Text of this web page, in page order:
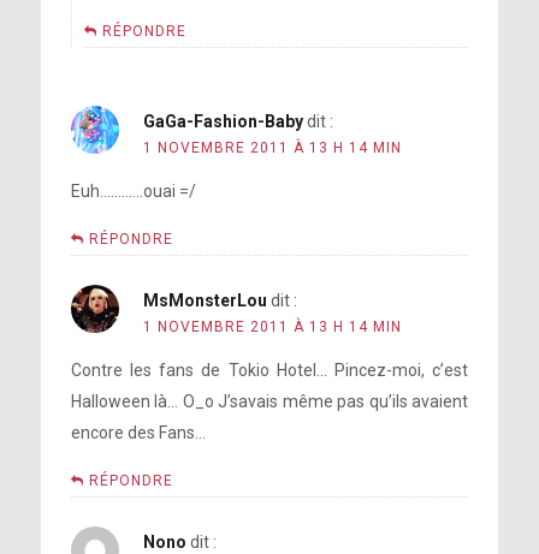
RÉPONDRE
GaGa-Fashion-Baby dit :
1 NOVEMBRE 2011 À 13 H 14 MIN
Euh…………ouai =/
RÉPONDRE
MsMonsterLou dit :
1 NOVEMBRE 2011 À 13 H 14 MIN
Contre les fans de Tokio Hotel… Pincez-moi, c’est
Halloween là… O_o J’savais même pas qu’ils avaient
encore des Fans…
RÉPONDRE
Nono dit :